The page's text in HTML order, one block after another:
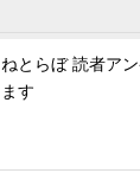
ねとらぼ 読者ア
ます